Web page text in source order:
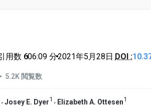
用数 6•06:09 分•2021年5月28日 DOI :
• 5.2K 閲覧数
, Josey E. Dyer1 , Elizabeth A. Ottesen1